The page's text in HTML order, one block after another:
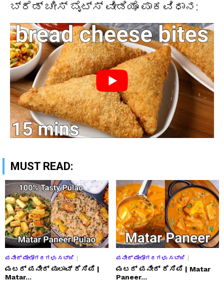
ಬ್ರೆಡ್ ಚೀಸ್ ಬೈಟ್ಸ್ ವೀಡಿಯೊ ಪಾಕವಿಧಾನ:
MUST READ:
ಪನೀರ್ ಮೇಲೋಗರಗಳು ಸಬ್ಜಿ
ಮಟರ್ ಪನೀರ್ ಪುಲಾವ್ ರೆಸಿಪಿ |
Matar...
ಪನೀರ್ ಮೇಲೋಗರಗಳು ಸಬ್ಜಿ
ಮಟರ್ ಪನೀರ್ ರೆಸಿಪಿ | Matar
Paneer...